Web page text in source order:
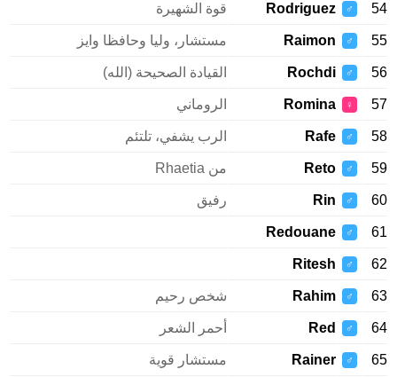
♂
Rodriguez قوة الشهيرة
♂
Raimon مستشار، وليا وحافظا وايز
♂
Rochdi القيادة الصحيحة (الله)
♀
Romina الروماني
♂
Rafe الرب يشفي، تلتئم
♂
Reto
♂
Rin رفيق
♂
Redouane
♂
Ritesh
♂
Rahim شخص رحيم
♂
Red أحمر الشعر
♂
Rainer مستشار قوية